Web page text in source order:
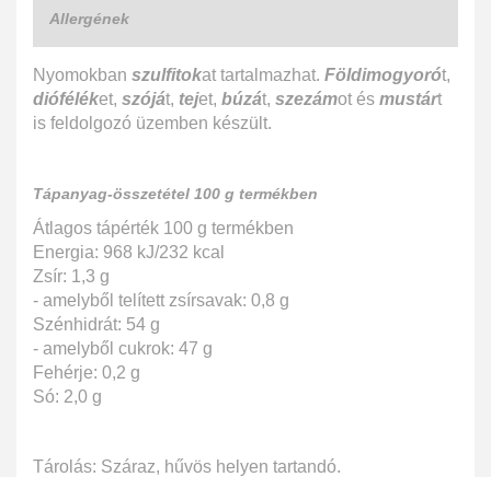
Allergének
Nyomokban szulfitokat tartalmazhat. Földimogyorót,
dióféléket, szóját, tejet, búzát, szezámot és mustárt
is feldolgozó üzemben készült.
Tápanyag-összetétel 100 g termékben
Átlagos tápérték 100 g termékben
Energia: 968 kJ/232 kcal
Zsír: 1,3 g
- amelyből telített zsírsavak: 0,8 g
Szénhidrát: 54 g
- amelyből cukrok: 47 g
Fehérje: 0,2 g
Só: 2,0 g
Tárolás: Száraz, hűvös helyen tartandó.